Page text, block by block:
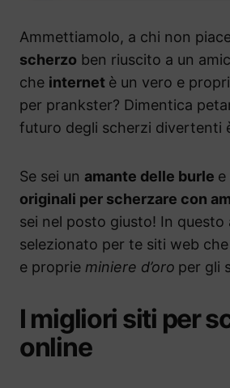
Ammettiamolo, a chi non
scherzo ben riuscito a un
che internet è un vero e
per prankster? Dimentica
futuro degli scherzi divertenti
Se sei un amante delle burle e
originali per scherzare con
sei nel posto giusto! In
selezionato per te siti web
e proprie miniere d’oro per gli
I migliori siti per
online